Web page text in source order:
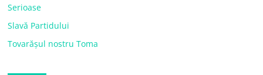
Serioase
Slavă Partidului
Tovarășul nostru Toma